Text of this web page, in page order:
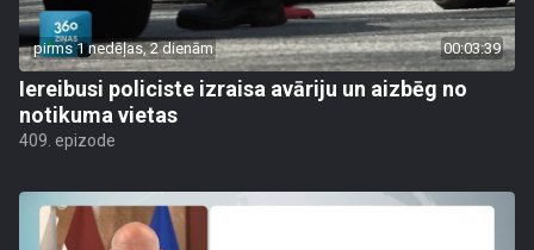
pirms 1 nedēļas, 2 dienām 00:03:39
Iereibusi policiste izraisa avāriju un aizbēg no
notikuma vietas
409. epizode